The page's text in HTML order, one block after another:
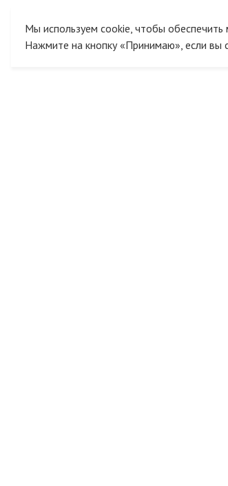
Мы используем cookie, чтобы обеспечить
Нажмите на кнопку «Принимаю», если вы